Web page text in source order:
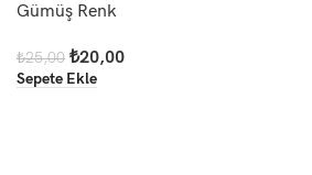
Gümüş Renk
₺25,00 ₺20,00
Sepete Ekle